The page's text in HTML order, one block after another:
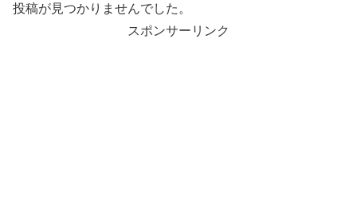
投稿が見つかりませんでした。
スポンサーリンク